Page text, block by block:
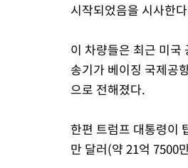
시작되었음을 시사한
이 차량들은 최근 미
송기가 베이징 국제공
으로 전해졌다.
한편 트럼프 대통령이
만 달러(약 21억 7500